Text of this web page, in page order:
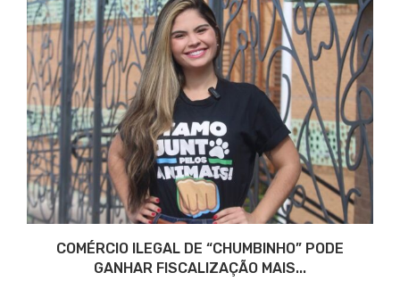
COMÉRCIO ILEGAL DE “CHUMBINHO” PODE
GANHAR FISCALIZAÇÃO MAIS...